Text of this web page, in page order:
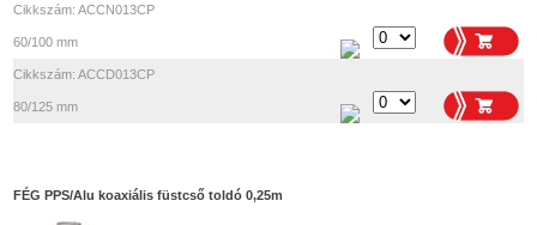
Cikkszám: ACCN013CP
60/100 mm
Cikkszám: ACCD013CP
80/125 mm
FÉG PPS/Alu koaxiális füstcső toldó 0,25m